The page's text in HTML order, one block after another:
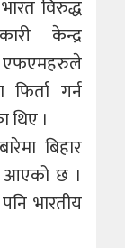
विरुद्ध
केन्द्र
एफएमहरुले
गर्न
थिए ।
बिहार
आएको छ ।
भारतीय